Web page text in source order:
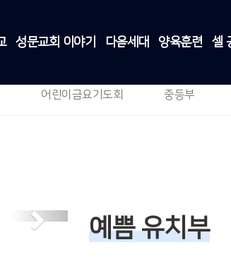
성문교회 이야기 다음세대 양육훈련 셀
어린이금요기도회 중등부
Next 예쁨 유치부